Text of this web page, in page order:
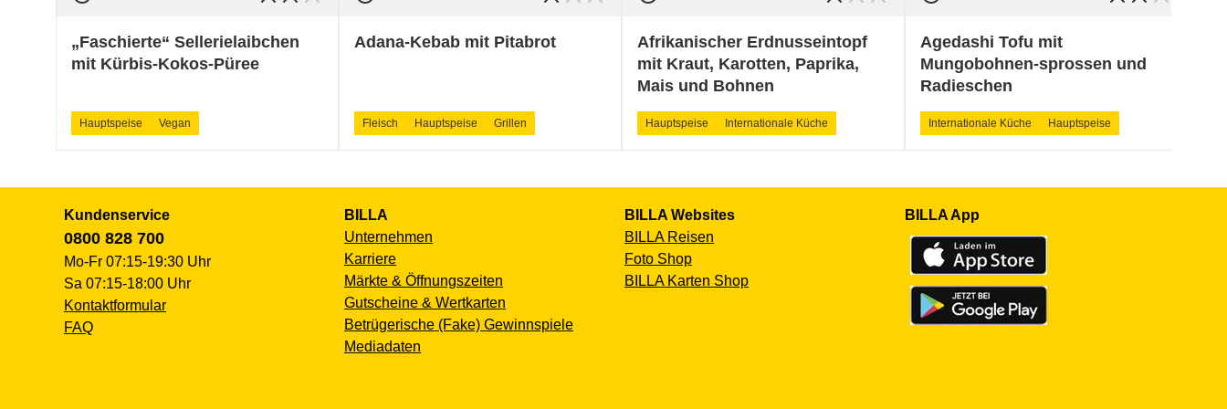
„Faschierte“ Sellerielaibchen
mit Kürbis-Kokos-Püree
Hauptspeise Vegan
Adana-Kebab mit Pitabrot
Fleisch Hauptspeise Grillen
Afrikanischer Erdnusseintopf
mit Kraut, Karotten, Paprika,
Mais und Bohnen
Hauptspeise Internationale Küche
Agedashi Tofu mit
Mungobohnen-sprossen und
Radieschen
Internationale Küche Hauptspeise
Kundenservice
0800 828 700
Mo-Fr 07:15-19:30 Uhr
Sa 07:15-18:00 Uhr
Kontaktformular
FAQ
BILLA
Unternehmen
Karriere
Märkte & Öffnungszeiten
Gutscheine & Wertkarten
Betrügerische (Fake) Gewinnspiele
Mediadaten
BILLA Websites
BILLA Reisen
Foto Shop
BILLA Karten Shop
BILLA App